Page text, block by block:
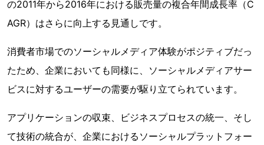
の2011年から2016年における販売量の複合年間成長率（C
AGR）はさらに向上する見通しです。
消費者市場でのソーシャルメディア体験がポジティブだっ
たため、企業においても同様に、ソーシャルメディアサー
ビスに対するユーザーの需要が駆り立てられています。
アプリケーションの収束、ビジネスプロセスの統一、そし
て技術の統合が、企業におけるソーシャルプラットフォー